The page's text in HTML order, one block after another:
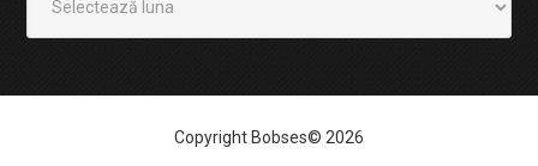
Copyright Bobses© 2026